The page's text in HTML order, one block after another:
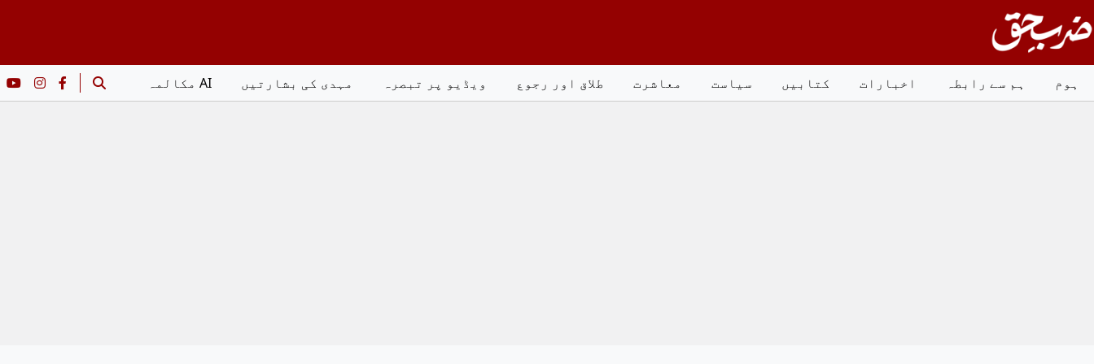
to
content
ہوم
ہم سے رابطہ اخبارات کتابیں سیاست معاشرت طلاق اور رجوع ویڈیو پر تبصرہ مہدی کی بشارتیں AI مکالمہ